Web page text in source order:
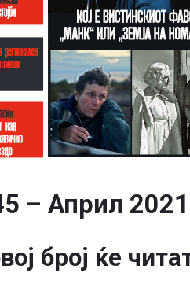
– Април 2021
број ќе